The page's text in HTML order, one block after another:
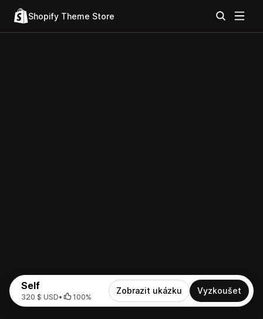
Shopify Theme Store
Self
320 $ USD• 100%
Zobrazit ukázku Vyzkoušet